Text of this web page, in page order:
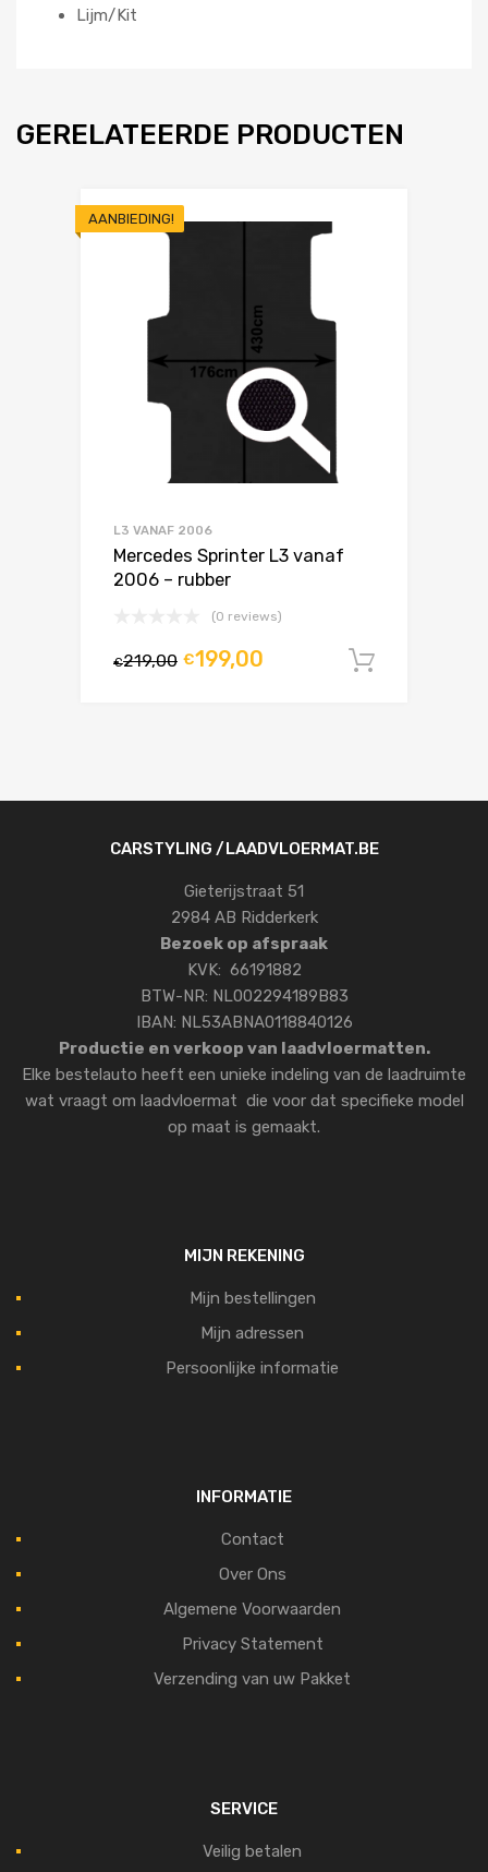
Lijm/Kit
GERELATEERDE PRODUCTEN
AANBIEDING!
L3 VANAF 2006
Mercedes Sprinter L3 vanaf
2006 – rubber
(0 reviews)
€219,00 €199,00
CARSTYLING /LAADVLOERMAT.BE
Gieterijstraat 51
2984 AB Ridderkerk
Bezoek op afspraak
KVK: 66191882
BTW-NR: NL002294189B83
IBAN: NL53ABNA0118840126
Productie en verkoop van laadvloermatten.
Elke bestelauto heeft een unieke indeling van de laadruimte
wat vraagt om laadvloermat die voor dat specifieke model
op maat is gemaakt.
MIJN REKENING
Mijn bestellingen
Mijn adressen
Persoonlijke informatie
INFORMATIE
Contact
Over Ons
Algemene Voorwaarden
Privacy Statement
Verzending van uw Pakket
SERVICE
Veilig betalen